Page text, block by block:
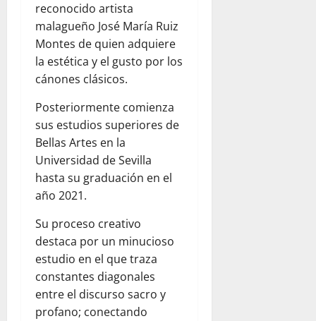
reconocido artista
malagueño José María Ruiz
Montes de quien adquiere
la estética y el gusto por los
cánones clásicos.
Posteriormente comienza
sus estudios superiores de
Bellas Artes en la
Universidad de Sevilla
hasta su graduación en el
año 2021.
Su proceso creativo
destaca por un minucioso
estudio en el que traza
constantes diagonales
entre el discurso sacro y
profano; conectando